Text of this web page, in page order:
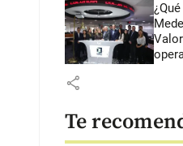
share
Te